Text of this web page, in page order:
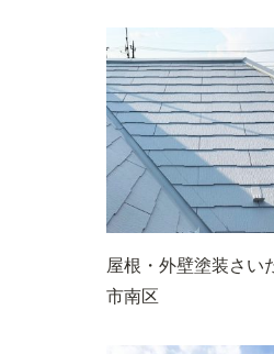
屋根・外壁塗装さい
市南区